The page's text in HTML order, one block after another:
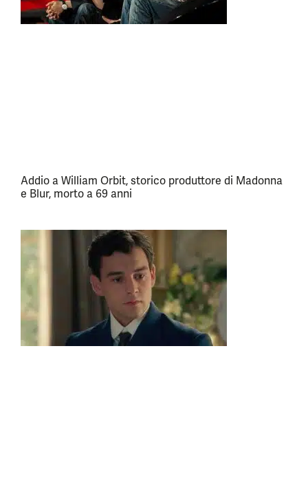
Addio a William Orbit, storico produttore di Madonna
e Blur, morto a 69 anni